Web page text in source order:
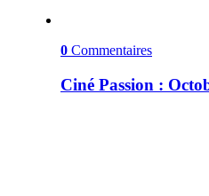
0 Commentaires
Ciné Passion :